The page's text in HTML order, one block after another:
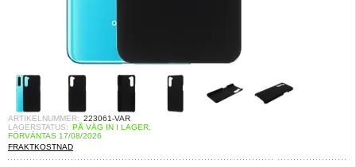
ARTIKELNUMMER: 223061-VAR
LAGERSTATUS: PÅ VÄG IN I LAGER.
FÖRVÄNTAS 17/08/2026
FRAKTKOSTNAD